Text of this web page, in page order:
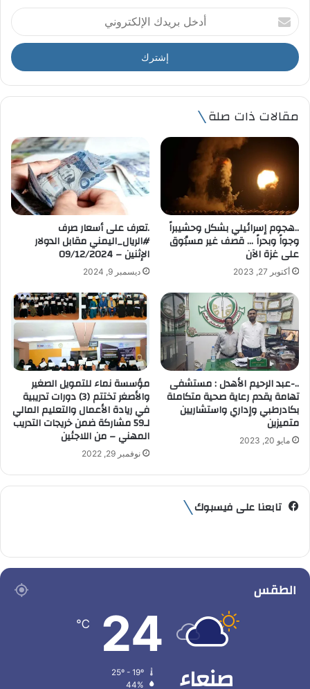
أ
د
خ
ل
ر
د
ا
ك
ر
و
ي
مقالات ذات صلة
..هجوم إسرائيلي بشكل وحشيبراً
وجواً وبحراً … قصف غير مسبُوق
على غزة الآن
أكتوبر 27, 2023
.تعرف على أسعار صرف
#الريال_اليمني مقابل الدولار
الإثنين – 09/12/2024
ديسمبر 9, 2024
..-عبد الرحيم الأهدل : مستشفى
تهامة يقدم رعاية صحية متكاملة
بكادرطبي وإداري واستشاريين
متميزين
مايو 20, 2023
مؤسسة نماء للتمويل الصغير
والأصغر تختتم (3) دورات تدريبية
في ريادة الأعمال والتعليم المالي
لـ59 مشاركة ضمن خريجات التدريب
المهني – من اللاجئين
نوفمبر 29, 2022
تابعنا على فيسبوك
الطقس
صنعاء
24
℃
44%